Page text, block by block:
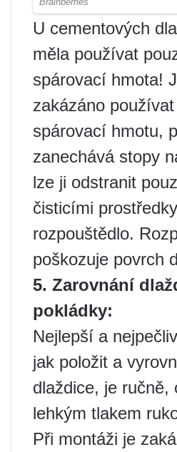
U cementových
měla používat
spárovací hmota!
zakázáno
spárovací hmotu,
zanechává stopy
lze ji odstranit
čisticími
rozpouštědlo.
poškozuje povrch
5. Zarovnání
pokládky:
Nejlepší a
jak položit a
dlaždice, je ručně,
lehkým tlakem
Při montáži je